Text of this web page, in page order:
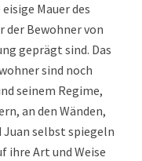
Mauer des
der Bewohner von
geprägt sind. Das
sind noch
seinem Regime,
an den Wänden,
Juan selbst spiegeln
ihre Art und Weise